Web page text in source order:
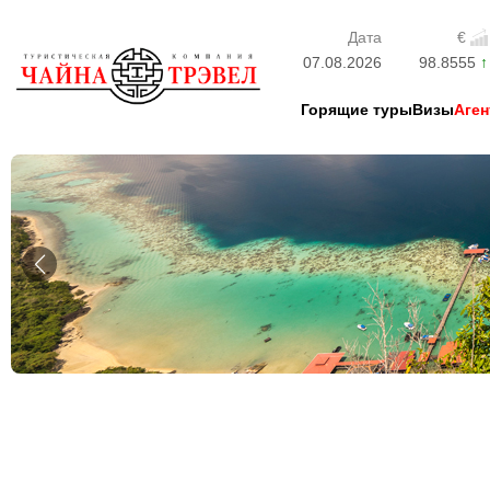
Дата
€
07.08.2026
98.8555
Горящие турыВизы